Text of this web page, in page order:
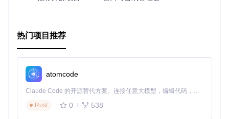
热门项目推荐
atomcode
Claude Code 的开源替代方案。连接任意大模型，编辑代码，运行命令，自动验证 — 全自动执行。用 Rust 构建，极致性能。 ｜ An open-source alternative to Claude Code. Connect any LLM, edit code, run commands, and verify changes — autonomously. Built in Rust for speed. Get Started
Rust
0 538